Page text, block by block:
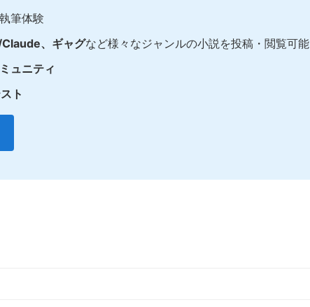
筆体験
、ギャグなど様々なジャンルの小説を投稿・閲覧可能
ュニティ
ト